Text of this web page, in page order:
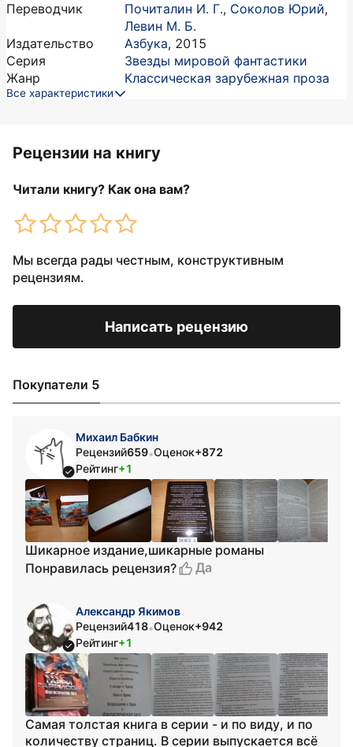
Переводчик
Почиталин И. Г., Соколов Юрий,
Левин М. Б.
Издательство
Азбука, 2015
Серия
Звезды мировой фантастики
Жанр
Классическая зарубежная проза
Все характеристики
Рецензии на книгу
Читали книгу? Как она вам?
Мы всегда рады честным, конструктивным
рецензиям.
Написать рецензию
Покупатели 5
Михаил Бабкин
Рецензий659•Оценок+872
Рейтинг+1
Шикарное издание,шикарные романы
Понравилась рецензия?
Да
Александр Якимов
Рецензий418•Оценок+942
Рейтинг+1
Самая толстая книга в серии - и по виду, и по
количеству страниц. В серии выпускается всё